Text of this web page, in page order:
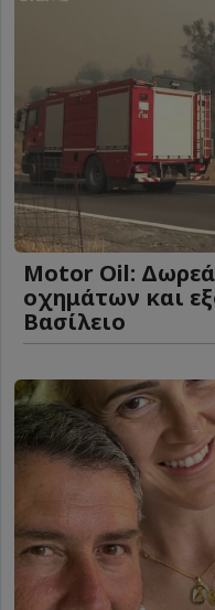
Motor Oil:
οχημάτων και
Βασίλειο